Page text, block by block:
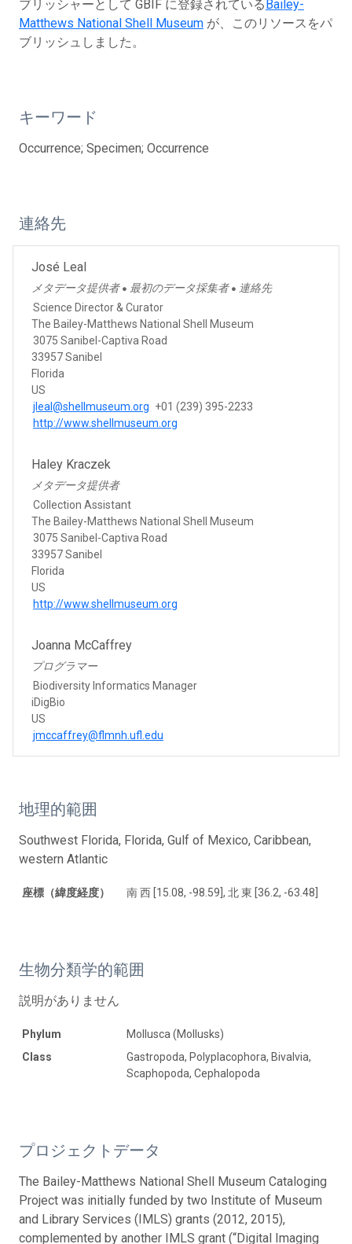
ブリッシャーとして GBIF に登録されている Bailey-
Matthews National Shell Museum が、このリソースをパ
ブリッシュしました。
キーワード
Occurrence; Specimen; Occurrence
連絡先
José Leal
メタデータ提供者 ● 最初のデータ採集者 ● 連絡先
Science Director & Curator
The Bailey-Matthews National Shell Museum
3075 Sanibel-Captiva Road
33957 Sanibel
Florida
US
jleal@shellmuseum.org +01 (239) 395-2233
http://www.shellmuseum.org
Haley Kraczek
メタデータ提供者
Collection Assistant
The Bailey-Matthews National Shell Museum
3075 Sanibel-Captiva Road
33957 Sanibel
Florida
US
http://www.shellmuseum.org
Joanna McCaffrey
プログラマー
Biodiversity Informatics Manager
iDigBio
US
jmccaffrey@flmnh.ufl.edu
地理的範囲
Southwest Florida, Florida, Gulf of Mexico, Caribbean,
western Atlantic
座標（緯度経度） 南 西 [15.08, -98.59], 北 東 [36.2, -63.48]
生物分類学的範囲
説明がありません
Phylum
Mollusca (Mollusks)
Class
Gastropoda, Polyplacophora, Bivalvia,
Scaphopoda, Cephalopoda
プロジェクトデータ
The Bailey-Matthews National Shell Museum Cataloging
Project was initially funded by two Institute of Museum
and Library Services (IMLS) grants (2012, 2015),
complemented by another IMLS grant (“Digital Imaging